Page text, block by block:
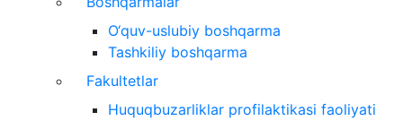
O‘quv-uslubiy boshqarma
Tashkiliy boshqarma
Fakultetlar
Huquqbuzarliklar profilaktikasi faoliyati